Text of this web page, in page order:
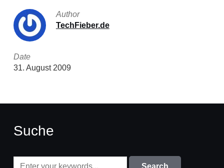
Author
TechFieber.de
Date
31. August 2009
Suche